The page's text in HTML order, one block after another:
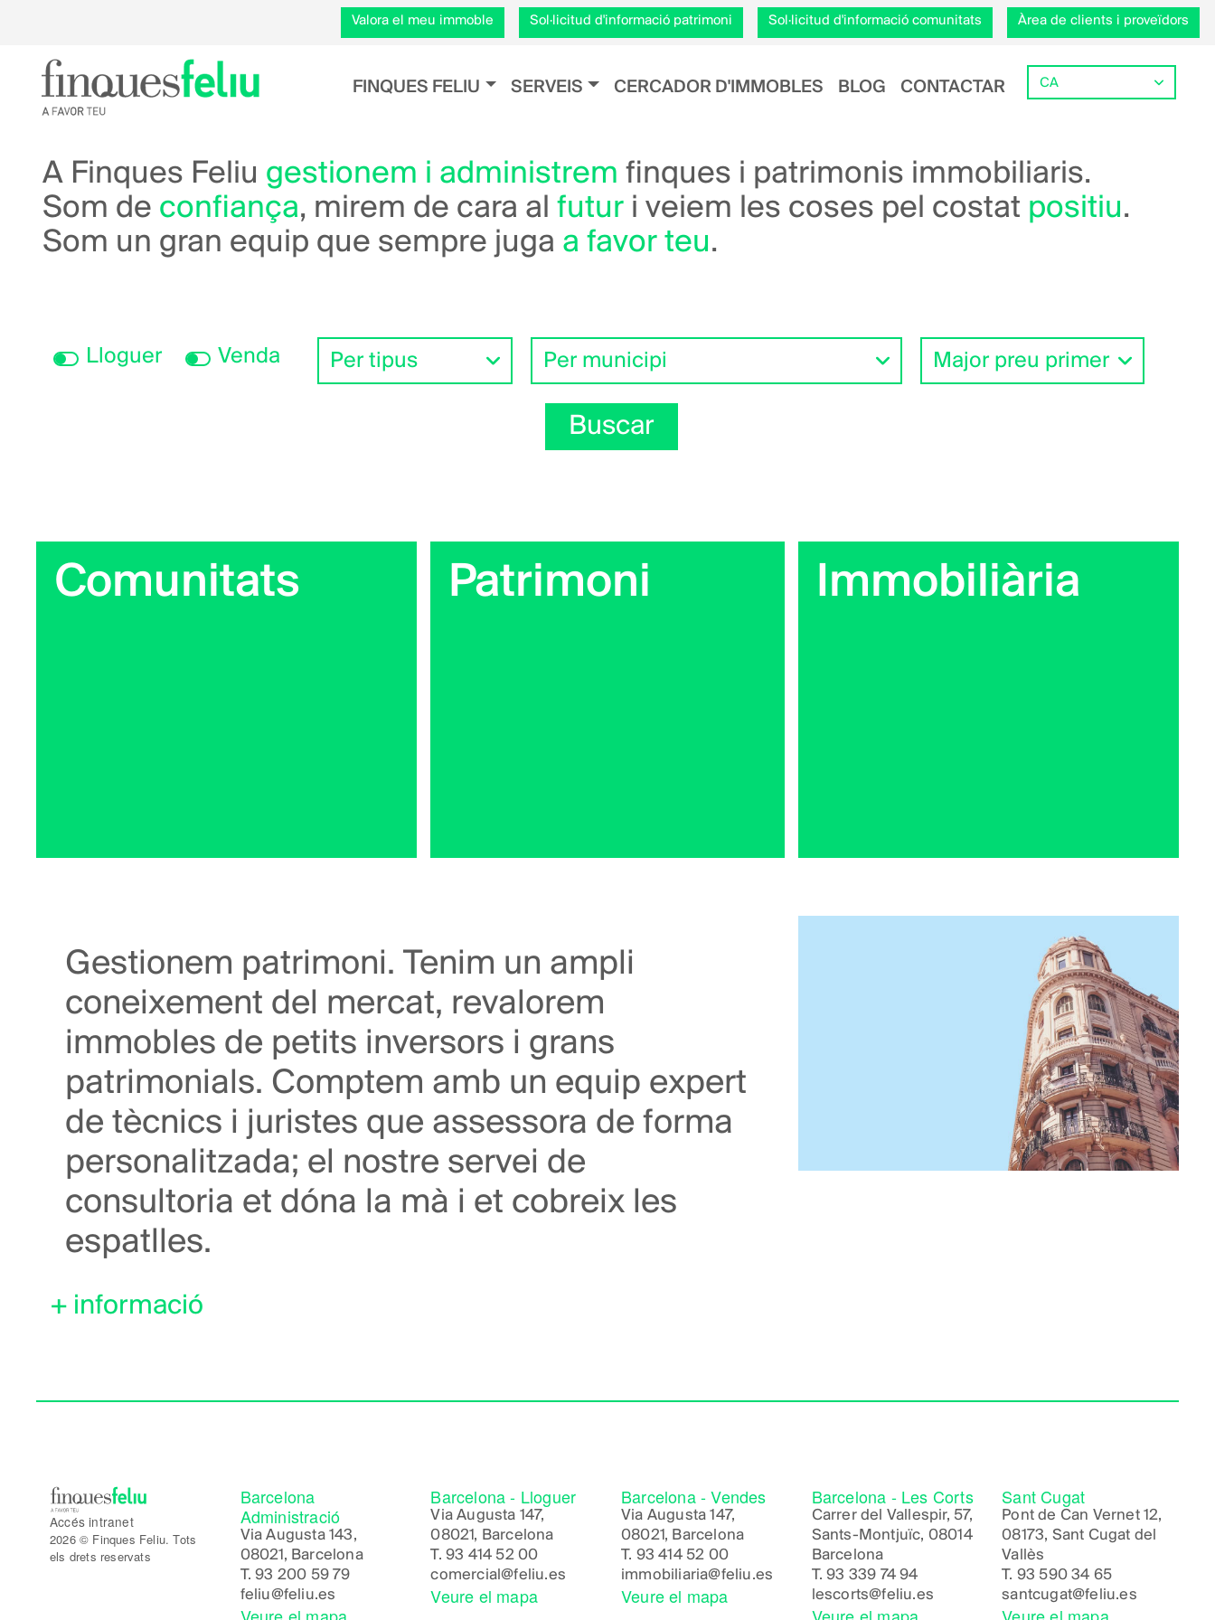
Vés
al
Valora el meu immoble Sol·licitud d'informació patrimoni Sol·licitud d'informació comunitats Àrea de clients i proveïdors
Navegación principal
FINQUES FELIU SERVEIS CERCADOR D'IMMOBLES BLOG CONTACTAR
Select your language
A Finques Feliu gestionem i administrem finques i patrimonis immobiliaris.
Som de confiança, mirem de cara al futur i veiem les coses pel costat positiu.
Som un gran equip que sempre juga a favor teu.
Lloguer Venda
Buscar
Comunitats Patrimoni Immobiliària
Gestionem patrimoni. Tenim un ampli
coneixement del mercat, revalorem
immobles de petits inversors i grans
patrimonials. Comptem amb un equip expert
de tècnics i juristes que assessora de forma
personalitzada; el nostre servei de
consultoria et dóna la mà i et cobreix les
espatlles.
+ informació
Accés intranet
2026 © Finques Feliu. Tots
els drets reservats
Barcelona
Administració
Via Augusta 143,
08021, Barcelona
T.93 200 59 79
feliu@feliu.es
Barcelona - Lloguer
Via Augusta 147,
08021, Barcelona
T. 93 414 52 00
comercial@feliu.es
Veure el mapa
Barcelona - Vendes
Via Augusta 147,
08021, Barcelona
T. 93 414 52 00
immobiliaria@feliu.es
Veure el mapa
Barcelona - Les Corts
Carrer del Vallespir, 57,
Sants-Montjuïc, 08014
Barcelona
T.93 339 74 94
lescorts@feliu.es
Sant Cugat
Pont de Can Vernet 12,
08173, Sant Cugat del
Vallès
T. 93 590 34 65
santcugat@feliu.es